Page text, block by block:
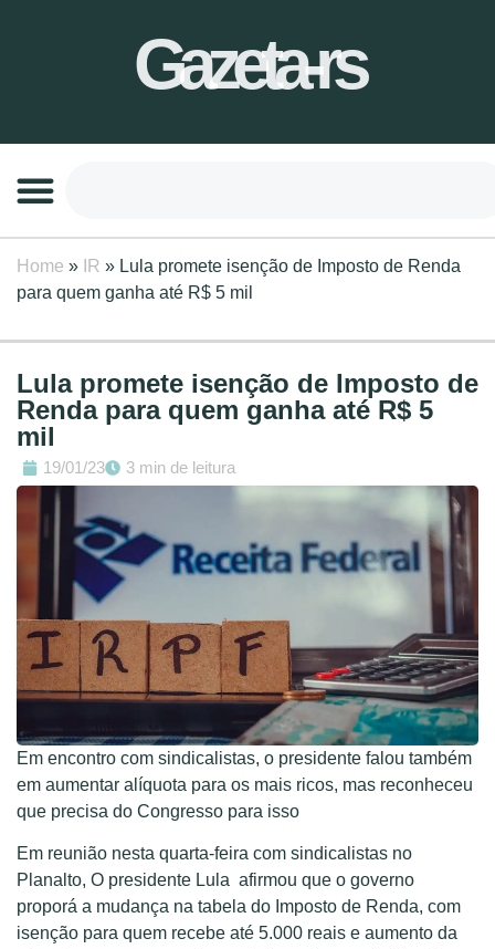
Gazeta-rs
Home » IR » Lula promete isenção de Imposto de Renda
para quem ganha até R$ 5 mil
Lula promete isenção de Imposto de
Renda para quem ganha até R$ 5
mil
19/01/23 3 min de leitura
Em encontro com sindicalistas, o presidente falou também
em aumentar alíquota para os mais ricos, mas reconheceu
que precisa do Congresso para isso
Em reunião nesta quarta-feira com sindicalistas no
Planalto, O presidente Lula afirmou que o governo
proporá a mudança na tabela do Imposto de Renda, com
isenção para quem recebe até 5.000 reais e aumento da